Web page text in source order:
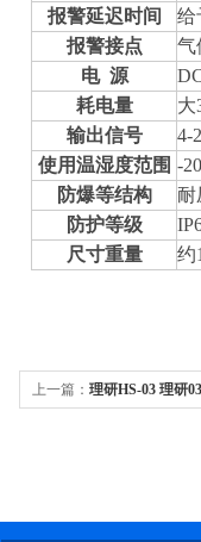
报警延迟时间
给
报警接点
气
电 源
耗电量
大
输出信号
4-
使用温湿度范围 -
防爆等结构
耐
防护等级
尺寸重量
约
上一篇： 理研HS-03 理研